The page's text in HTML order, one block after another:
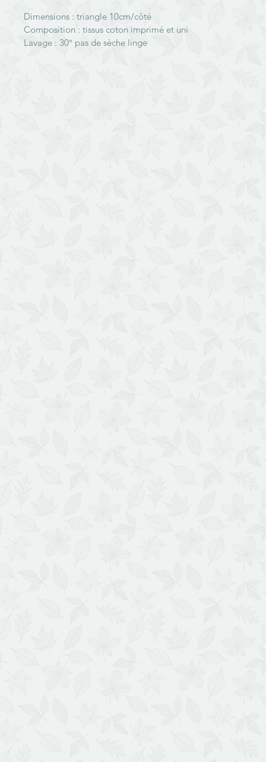
Dimensions : triangle 10cm/côté
Composition : tissus coton imprimé et uni
Lavage : 30° pas de sèche linge